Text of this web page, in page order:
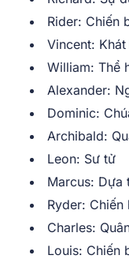
Rider: Chiến
Vincent:
William: Thể
Alexander:
Dominic:
Archibald:
Leon: Sư tử
Marcus: Dựa
Ryder:
Charles:
Louis: Chiến